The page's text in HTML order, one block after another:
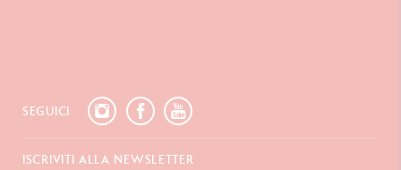
SEGUICI
ISCRIVITI ALLA NEWSLETTER